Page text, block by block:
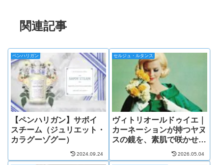
関連記事
ペンハリガン
【ペンハリガン】サボイ
スチーム（ジュリエット・
カラグーゾグー）
2024.09.24
セルジュ・ルタンス
ヴィトリオールドゥイエ｜
カーネーションが持つヤヌ
スの鏡を、素肌で咲かせま
2026.05.04